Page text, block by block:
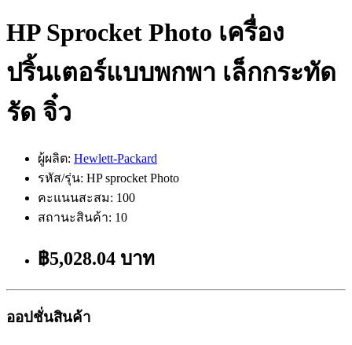
HP Sprocket Photo เครื่อง
ปริ้นเตอร์แบบพกพา เล็กกระทัด
รัด จิ๋ว
ผู้ผลิต: Hewlett-Packard
รหัส/รุ่น: HP sprocket Photo
คะแนนสะสม: 100
สถานะสินค้า: 10
฿5,028.04 บาท
ออปชั่นสินค้า